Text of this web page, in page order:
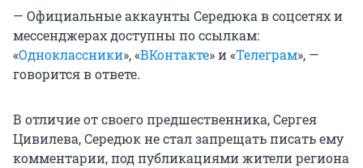
— Официальные аккаунты Середюка в соцсетях и
мессенджерах доступны по ссылкам:
«Одноклассники», «ВКонтакте» и «Телеграм», —
говорится в ответе.
В отличие от своего предшественника, Сергея
Цивилева, Середюк не стал запрещать писать ему
комментарии, под публикациями жители региона